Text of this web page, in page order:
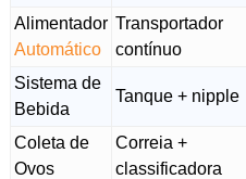
Alimentador
Automático
Transportador
contínuo
Sistema de
Bebida
Tanque + nipple
Coleta de
Ovos
Correia +
classificadora